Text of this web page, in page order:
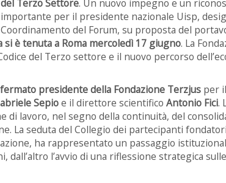
del Terzo Settore. Un nuovo impegno e un
importante per il presidente nazionale Uisp,
Coordinamento del Forum, su proposta del
si è tenuta a Roma mercoledì 17 giugno. La
del Terzo settore e il nuovo percorso
presidente della Fondazione Terzjus per
Sepioe il direttore scientifico Antonio Fici.
di lavoro, nel segno della continuità, del
La seduta del Collegio dei partecipanti
ha rappresentato un passaggio
l’avvio di una riflessione strategica